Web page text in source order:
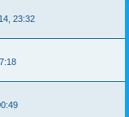
23:32